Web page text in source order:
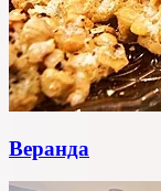
Веранда